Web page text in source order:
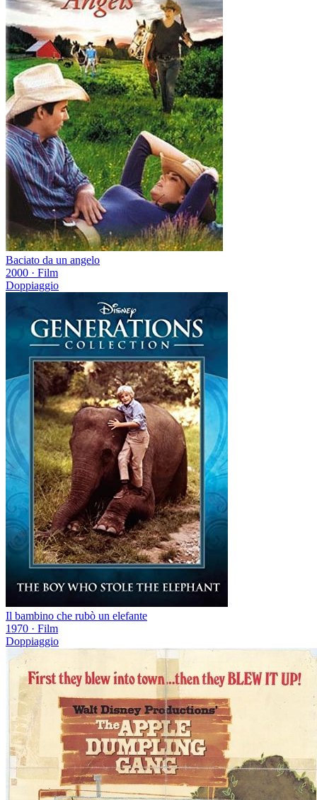
Baciato da un angelo
2000 · Film
Doppiaggio
Il bambino che rubò un elefante
1970 · Film
Doppiaggio